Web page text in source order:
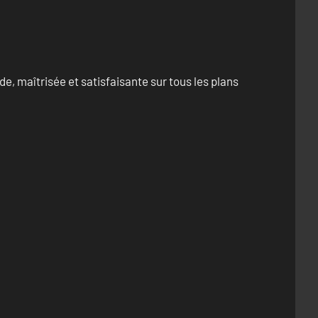
maîtrisée et satisfaisante sur tous les plans